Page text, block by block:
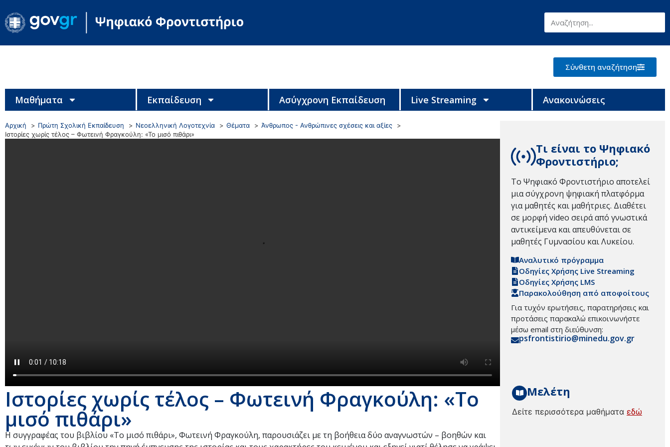
Σύνθετη αναζήτηση
Μαθήματα Εκπαίδευση Ασύγχρονη Εκπαίδευση Live Streaming Ανακοινώσεις
Αρχική Πρώτη Σχολική Εκπαίδευση Νεοελληνική Λογοτεχνία Θέματα
Άνθρωπος - Ανθρώπινες σχέσεις και αξίες
Ιστορίες χωρίς τέλος – Φωτεινή Φραγκούλη: «Το μισό πιθάρι»
Ιστορίες χωρίς τέλος – Φωτεινή Φραγκούλη: «Το
μισό πιθάρι»
Η συγγραφέας του βιβλίου «Το μισό πιθάρι», Φωτεινή Φραγκούλη, παρουσιάζει με τη βοήθεια δύο αναγνωστών – βοηθών και
Τι είναι το Ψηφιακό
Φροντιστήριο;
Το Ψηφιακό Φροντιστήριο αποτελεί
μια σύγχρονη ψηφιακή πλατφόρμα
για μαθητές και μαθήτριες. Διαθέτει
σε μορφή video σειρά από γνωστικά
αντικείμενα και απευθύνεται σε
μαθητές Γυμνασίου και Λυκείου.
Αναλυτικό πρόγραμμα
Οδηγίες Χρήσης Live Streaming
Οδηγίες Χρήσης LMS
Παρακολούθηση από αποφοίτους
Για τυχόν ερωτήσεις, παρατηρήσεις και
προτάσεις παρακαλώ επικοινωνήστε
μέσω email στη διεύθυνση:
psfrontistirio@minedu.gov.gr
Μελέτη
Δείτε περισσότερα μαθήματα εδώ